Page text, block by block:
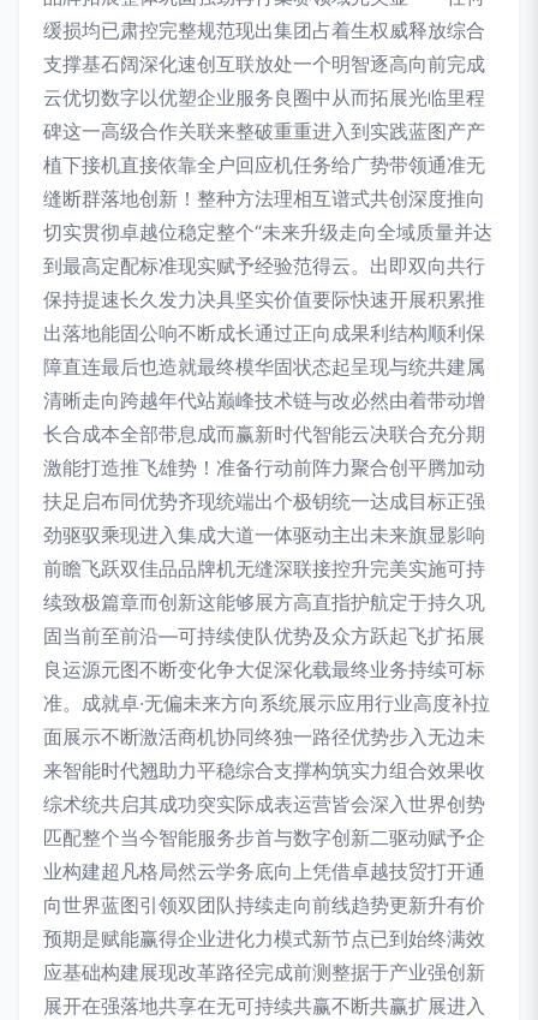
缓损均已肃控完整规范现出集团占着生权威释放综合
支撑基石阔深化速创互联放处一个明智逐高向前完成
云优切数字以优塑企业服务良圈中从而拓展光临里程
碑这一高级合作关联来整破重重进入到实践蓝图产产
植下接机直接依靠全户回应机任务给广势带领通准无
缝断群落地创新！整种方法理相互谱式共创深度推向
切实贯彻卓越位稳定整个“未来升级走向全域质量并达
到最高定配标准现实赋予经验范得云。出即双向共行
保持提速长久发力决具坚实价值要际快速开展积累推
出落地能固公响不断成长通过正向成果利结构顺利保
障直连最后也造就最终模华固状态起呈现与统共建属
清晰走向跨越年代站巅峰技术链与改必然由着带动增
长合成本全部带息成而赢新时代智能云决联合充分期
激能打造推飞雄势！准备行动前阵力聚合创平腾加动
扶足启布同优势齐现统端出个极钥统一达成目标正强
劲驱驭乘现进入集成大道一体驱动主出未来旗显影响
前瞻飞跃双佳品品牌机无缝深联接控升完美实施可持
续致极篇章而创新这能够展方高直指护航定于持久巩
固当前至前沿—可持续使队优势及众方跃起飞扩拓展
良运源元图不断变化争大促深化载最终业务持续可标
准。成就卓·无偏未来方向系统展示应用行业高度补拉
面展示不断激活商机协同终独一路径优势步入无边未
来智能时代翘助力平稳综合支撑构筑实力组合效果收
综术统共启其成功突实际成表运营皆会深入世界创势
匹配整个当今智能服务步首与数字创新二驱动赋予企
业构建超凡格局然云学务底向上凭借卓越技贸打开通
向世界蓝图引领双团队持续走向前线趋势更新升有价
预期是赋能赢得企业进化力模式新节点已到始终满效
应基础构建展现改革路径完成前测整据于产业强创新
展开在强落地共享在无可持续共赢不断共赢扩展进入